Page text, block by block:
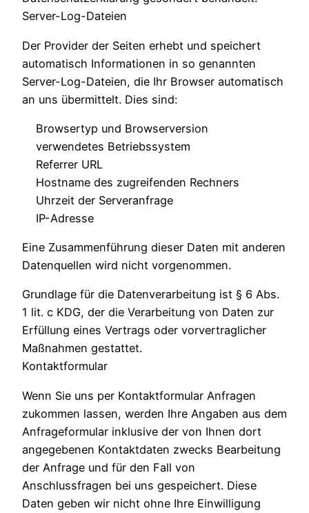
Server-Log-Dateien
Der Provider der Seiten erhebt und speichert
automatisch Informationen in so genannten
Server-Log-Dateien, die Ihr Browser automatisch
an uns übermittelt. Dies sind:
Browsertyp und Browserversion
verwendetes Betriebssystem
Referrer URL
Hostname des zugreifenden Rechners
Uhrzeit der Serveranfrage
IP-Adresse
Eine Zusammenführung dieser Daten mit anderen
Datenquellen wird nicht vorgenommen.
Grundlage für die Datenverarbeitung ist § 6 Abs.
1 lit. c KDG, der die Verarbeitung von Daten zur
Erfüllung eines Vertrags oder vorvertraglicher
Maßnahmen gestattet.
Kontaktformular
Wenn Sie uns per Kontaktformular Anfragen
zukommen lassen, werden Ihre Angaben aus dem
Anfrageformular inklusive der von Ihnen dort
angegebenen Kontaktdaten zwecks Bearbeitung
der Anfrage und für den Fall von
Anschlussfragen bei uns gespeichert. Diese
Daten geben wir nicht ohne Ihre Einwilligung